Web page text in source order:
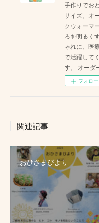
手作りでお
サイズ。オ
クウォーマ
ろを明るく
ゃれに、医
で活躍して
す。 オーダ
フォロー
関連記事
おひさまびより